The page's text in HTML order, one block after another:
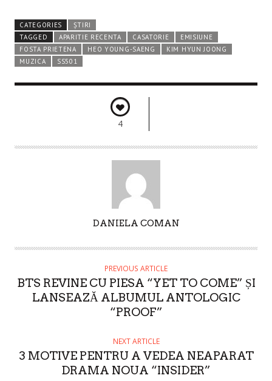
CATEGORIES
ȘTIRI
TAGGED
APARITIE RECENTA CASATORIE
EMISIUNE
FOSTA PRIETENA
HEO YOUNG-SAENG
KIM HYUN JOONG
MUZICA
SS501
4
T
O
DANIELA COMAN
PREVIOUS ARTICLE
BTS REVINE CU PIESA “YET TO COME” ȘI
LANSEAZĂ ALBUMUL ANTOLOGIC
“PROOF”
NEXT ARTICLE
3 MOTIVE PENTRU A VEDEA NEAPARAT
DRAMA NOUA “INSIDER”